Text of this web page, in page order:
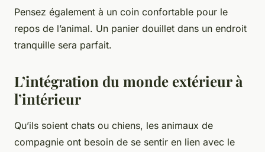
Pensez également à un coin confortable pour le
repos de l’animal. Un panier douillet dans un endroit
tranquille sera parfait.
L’intégration du monde extérieur à
l’intérieur
Qu’ils soient chats ou chiens, les animaux de
compagnie ont besoin de se sentir en lien avec le